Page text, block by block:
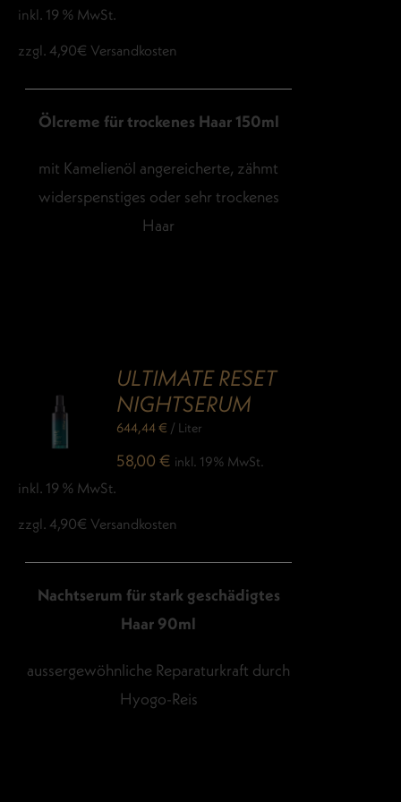
inkl. 19 % MwSt.
zzgl. 4,90€ Versandkosten
Ölcreme für trockenes Haar 150ml
mit Kamelienöl angereicherte, zähmt
widerspenstiges oder sehr trockenes
Haar
ULTIMATE RESET
NIGHTSERUM
644,44€ / Liter
58,00€ inkl. 19% MwSt.
inkl. 19 % MwSt.
zzgl. 4,90€ Versandkosten
Nachtserum für stark geschädigtes
Haar 90ml
aussergewöhnliche Reparaturkraft durch
Hyogo-Reis